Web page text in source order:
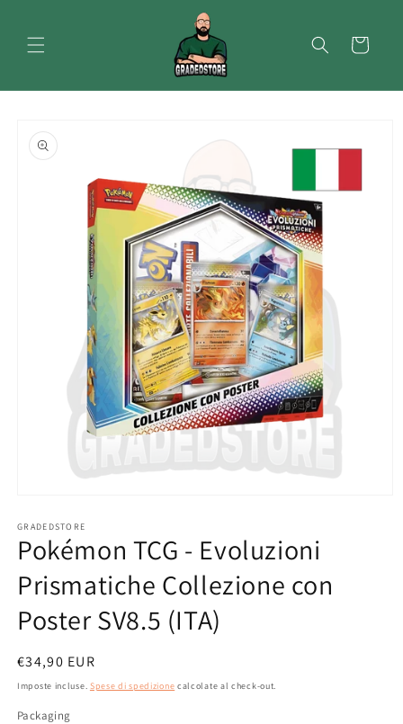
ai contenuti
Carrello
informazioni
sul prodotto
multimediali
1
in
modale
GRADEDSTORE
Pokémon TCG - Evoluzioni
Prismatiche Collezione con
Poster SV8.5 (ITA)
Prezzo
di
€34,90 EUR
Imposte incluse. Spese di spedizione calcolate al check-out.
Packaging